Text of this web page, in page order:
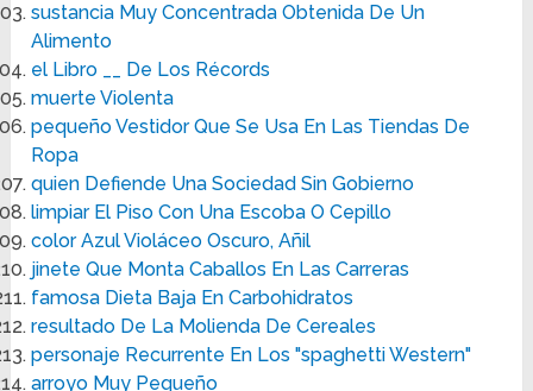
sustancia Muy Concentrada Obtenida De Un
Alimento
el Libro __ De Los Récords
muerte Violenta
pequeño Vestidor Que Se Usa En Las Tiendas De
Ropa
quien Defiende Una Sociedad Sin Gobierno
limpiar El Piso Con Una Escoba O Cepillo
color Azul Violáceo Oscuro, Añil
jinete Que Monta Caballos En Las Carreras
famosa Dieta Baja En Carbohidratos
resultado De La Molienda De Cereales
personaje Recurrente En Los "spaghetti Western"
arroyo Muy Pequeño